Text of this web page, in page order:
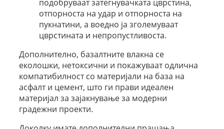
подобруваат затегнувачката цврстина,
отпорноста на удар и отпорноста на
пукнатини, а воедно ја зголемуваат
цврстината и непропустливоста.
Дополнително, базалтните влакна се
еколошки, нетоксични и покажуваат одлична
компатибилност со материјали на база на
асфалт и цемент, што ги прави идеален
материјал за зајакнување за модерни
градежни проекти.